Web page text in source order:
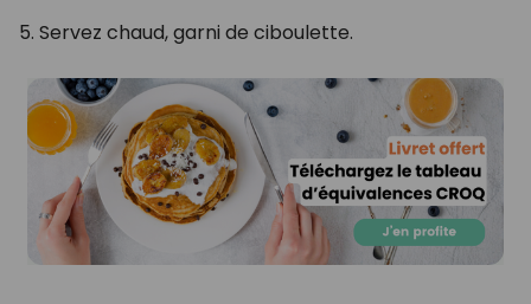
Servez chaud, garni de ciboulette.